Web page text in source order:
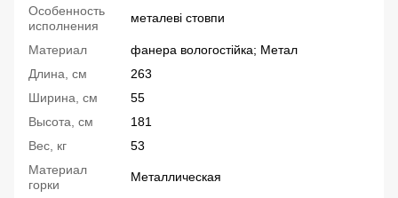
Особенность
исполнения
металеві стовпи
Материал
фанера вологостійка; Метал
Длина, см
263
Ширина, см
55
Высота, см
181
Вес, кг
53
Материал
горки
Металлическая